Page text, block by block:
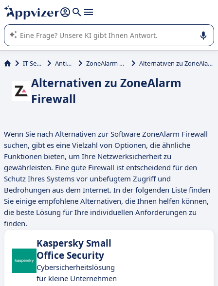
beantworten (mehrere Zeilen mit
Die KI von Appvizer führt Sie bei der Nutzung oder Auswahl
von SaaS-Software in Unternehmen.
IT-Service Antivirus ZoneAlarm Firewall Alternativen zu ZoneAlarm Firewall
Alternativen zu ZoneAlarm
Firewall
Wenn Sie nach Alternativen zur Software ZoneAlarm Firewall
suchen, gibt es eine Vielzahl von Optionen, die ähnliche
Funktionen bieten, um Ihre Netzwerksicherheit zu
gewährleisten. Eine gute Firewall ist entscheidend für den
Schutz Ihres Systems vor unbefugtem Zugriff und
Bedrohungen aus dem Internet. In der folgenden Liste finden
Sie einige empfohlene Alternativen, die Ihnen helfen können,
die beste Lösung für Ihre individuellen Anforderungen zu
finden.
Kaspersky Small
Office Security
Cybersicherheitslösung
für kleine Unternehmen